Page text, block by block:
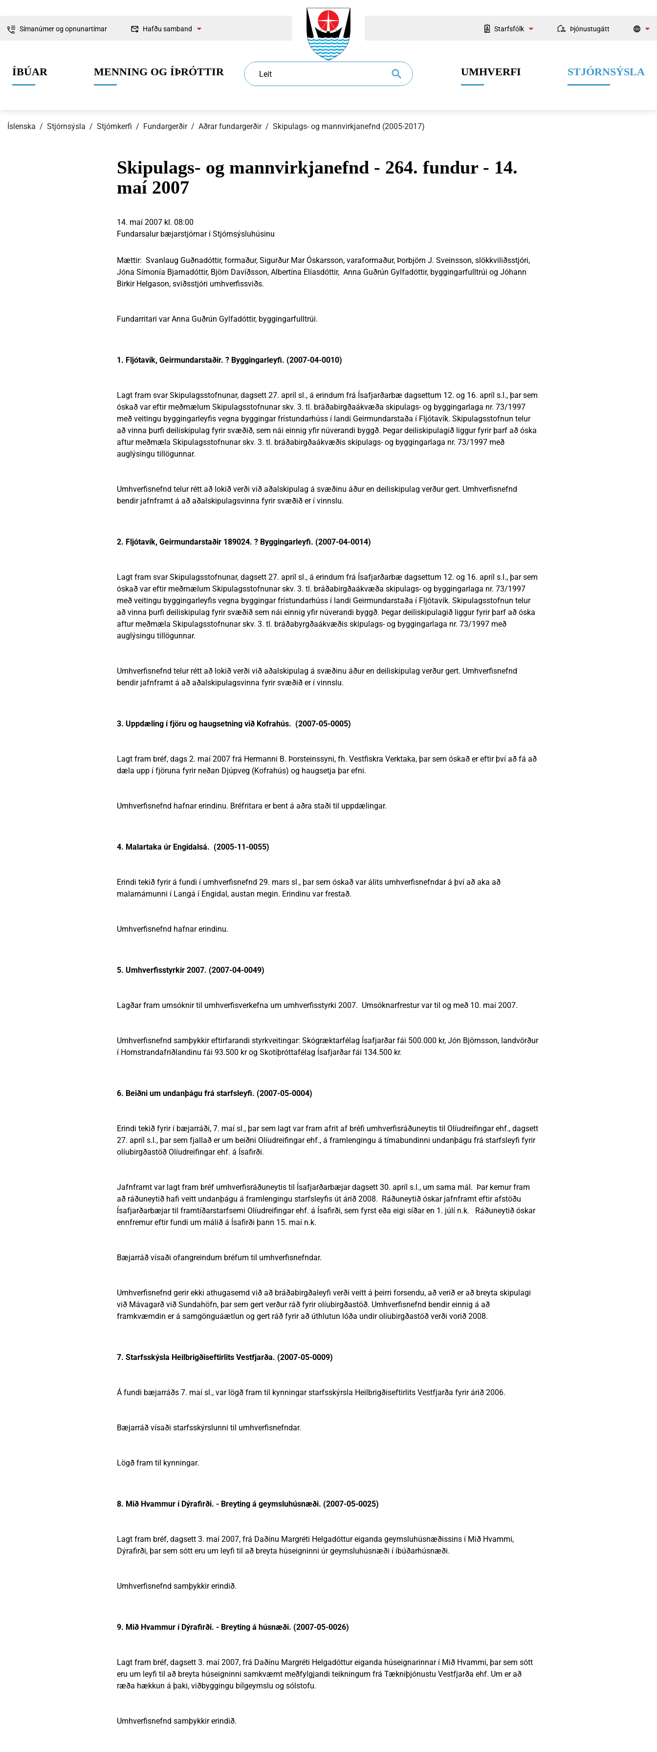
Leit
Símanúmer og opnunartímar Hafðu samband Starfsfólk Þjónustugátt
ÍBÚAR
Grunnskólaaldur Eldri borgarar Velferðarþjónusta
Nýir íbúar
MENNING OG ÍÞRÓTTIR
Íþróttir Sundlaugar Menning og listir
Ferðamaðurinn
UMHVERFI
Byggingarmál Sorphirða og -förgun Dýrahald
Samgöngur
STJÓRNSÝSLA
Stjórnkerfi Ráð og nefndir Fjármál
Svið og stofnanir
Íslenska / Stjórnsýsla / Stjórnkerfi / Fundargerðir / Aðrar fundargerðir / Skipulags- og mannvirkjanefnd (2005-2017)
Skipulags- og mannvirkjanefnd - 264. fundur - 14.
maí 2007
14. maí 2007 kl. 08:00
Fundarsalur bæjarstjórnar í Stjórnsýsluhúsinu
Mættir: Svanlaug Guðnadóttir, formaður, Sigurður Mar Óskarsson, varaformaður, Þorbjörn J. Sveinsson, slökkviliðsstjóri,
Jóna Símonía Bjarnadóttir, Björn Davíðsson, Albertína Elíasdóttir, Anna Guðrún Gylfadóttir, byggingarfulltrúi og Jóhann
Birkir Helgason, sviðsstjóri umhverfissviðs.
Fundarritari var Anna Guðrún Gylfadóttir, byggingarfulltrúi.
1. Fljótavík, Geirmundarstaðir. ? Byggingarleyfi. (2007-04-0010)
Lagt fram svar Skipulagsstofnunar, dagsett 27. apríl sl., á erindum frá Ísafjarðarbæ dagsettum 12. og 16. apríl s.l., þar sem
óskað var eftir meðmælum Skipulagsstofnunar skv. 3. tl. bráðabirgðaákvæða skipulags- og byggingarlaga nr. 73/1997
með veitingu byggingarleyfis vegna byggingar frístundarhúss í landi Geirmundarstaða í Fljótavík. Skipulagsstofnun telur
að vinna þurfi deiliskipulag fyrir svæðið, sem nái einnig yfir núverandi byggð. Þegar deiliskipulagið liggur fyrir þarf að óska
aftur meðmæla Skipulagsstofnunar skv. 3. tl. bráðabirgðaákvæðis skipulags- og byggingarlaga nr. 73/1997 með
auglýsingu tillögunnar.
Umhverfisnefnd telur rétt að lokið verði við aðalskipulag á svæðinu áður en deiliskipulag verður gert. Umhverfisnefnd
bendir jafnframt á að aðalskipulagsvinna fyrir svæðið er í vinnslu.
2. Fljótavík, Geirmundarstaðir 189024. ? Byggingarleyfi. (2007-04-0014)
Lagt fram svar Skipulagsstofnunar, dagsett 27. apríl sl., á erindum frá Ísafjarðarbæ dagsettum 12. og 16. apríl s.l., þar sem
óskað var eftir meðmælum Skipulagsstofnunar skv. 3. tl. bráðabirgðaákvæða skipulags- og byggingarlaga nr. 73/1997
með veitingu byggingarleyfis vegna byggingar frístundarhúss í landi Geirmundarstaða í Fljótavík. Skipulagsstofnun telur
að vinna þurfi deiliskipulag fyrir svæðið sem nái einnig yfir núverandi byggð. Þegar deiliskipulagið liggur fyrir þarf að óska
aftur meðmæla Skipulagsstofnunar skv. 3. tl. bráðabyrgðaákvæðis skipulags- og byggingarlaga nr. 73/1997 með
auglýsingu tillögunnar.
Umhverfisnefnd telur rétt að lokið verði við aðalskipulag á svæðinu áður en deiliskipulag verður gert. Umhverfisnefnd
bendir jafnframt á að aðalskipulagsvinna fyrir svæðið er í vinnslu.
3. Uppdæling í fjöru og haugsetning við Kofrahús. (2007-05-0005)
Lagt fram bréf, dags 2. maí 2007 frá Hermanni B. Þorsteinssyni, fh. Vestfiskra Verktaka, þar sem óskað er eftir því að fá að
dæla upp í fjöruna fyrir neðan Djúpveg (Kofrahús) og haugsetja þar efni.
Umhverfisnefnd hafnar erindinu. Bréfritara er bent á aðra staði til uppdælingar.
4. Malartaka úr Engidalsá. (2005-11-0055)
Erindi tekið fyrir á fundi í umhverfisnefnd 29. mars sl., þar sem óskað var álits umhverfisnefndar á því að aka að
malarnámunni í Langá í Engidal, austan megin. Erindinu var frestað.
Umhverfisnefnd hafnar erindinu.
5. Umhverfisstyrkir 2007. (2007-04-0049)
Lagðar fram umsóknir til umhverfisverkefna um umhverfisstyrki 2007. Umsóknarfrestur var til og með 10. maí 2007.
Umhverfisnefnd samþykkir eftirfarandi styrkveitingar: Skógræktarfélag Ísafjarðar fái 500.000 kr, Jón Björnsson, landvörður
í Hornstrandafriðlandinu fái 93.500 kr og Skotíþróttafélag Ísafjarðar fái 134.500 kr.
6. Beiðni um undanþágu frá starfsleyfi. (2007-05-0004)
Erindi tekið fyrir í bæjarráði, 7. maí sl., þar sem lagt var fram afrit af bréfi umhverfisráðuneytis til Olíudreifingar ehf., dagsett
27. apríl s.l., þar sem fjallað er um beiðni Olíudreifingar ehf., á framlengingu á tímabundinni undanþágu frá starfsleyfi fyrir
olíubirgðastöð Olíudreifingar ehf. á Ísafirði.
Jafnframt var lagt fram bréf umhverfisráðuneytis til Ísafjarðarbæjar dagsett 30. apríl s.l., um sama mál. Þar kemur fram
að ráðuneytið hafi veitt undanþágu á framlengingu starfsleyfis út árið 2008. Ráðuneytið óskar jafnframt eftir afstöðu
Ísafjarðarbæjar til framtíðarstarfsemi Olíudreifingar ehf. á Ísafirði, sem fyrst eða eigi síðar en 1. júlí n.k. Ráðuneytið óskar
ennfremur eftir fundi um málið á Ísafirði þann 15. maí n.k.
Bæjarráð vísaði ofangreindum bréfum til umhverfisnefndar.
Umhverfisnefnd gerir ekki athugasemd við að bráðabirgðaleyfi verði veitt á þeirri forsendu, að verið er að breyta skipulagi
við Mávagarð við Sundahöfn, þar sem gert verður ráð fyrir olíubirgðastöð. Umhverfisnefnd bendir einnig á að
framkvæmdin er á samgönguáætlun og gert ráð fyrir að úthlutun lóða undir olíubirgðastöð verði vorið 2008.
7. Starfsskýsla Heilbrigðiseftirlits Vestfjarða. (2007-05-0009)
Á fundi bæjarráðs 7. maí sl., var lögð fram til kynningar starfsskýrsla Heilbrigðiseftirlits Vestfjarða fyrir árið 2006.
Bæjarráð vísaði starfsskýrslunni til umhverfisnefndar.
Lögð fram til kynningar.
8. Mið Hvammur í Dýrafirði. - Breyting á geymsluhúsnæði. (2007-05-0025)
Lagt fram bréf, dagsett 3. maí 2007, frá Daðínu Margréti Helgadóttur eiganda geymsluhúsnæðissins í Mið Hvammi,
Dýrafirði, þar sem sótt eru um leyfi til að breyta húseigninni úr geymsluhúsnæði í íbúðarhúsnæði.
Umhverfisnefnd samþykkir erindið.
9. Mið Hvammur í Dýrafirði. - Breyting á húsnæði. (2007-05-0026)
Lagt fram bréf, dagsett 3. maí 2007, frá Daðínu Margréti Helgadóttur eiganda húseignarinnar í Mið Hvammi, þar sem sótt
eru um leyfi til að breyta húseigninni samkvæmt meðfylgjandi teikningum frá Tækniþjónustu Vestfjarða ehf. Um er að
ræða hækkun á þaki, viðbyggingu bílgeymslu og sólstofu.
Umhverfisnefnd samþykkir erindið.